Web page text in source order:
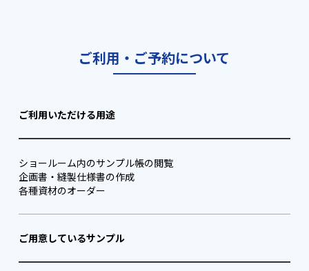
ご利用・ご予約について
ご利用いただける用途
ショールーム内のサンプル帳の閲覧
企画書・縫製仕様書の作成
各種資材のオーダー
ご用意しているサンプル